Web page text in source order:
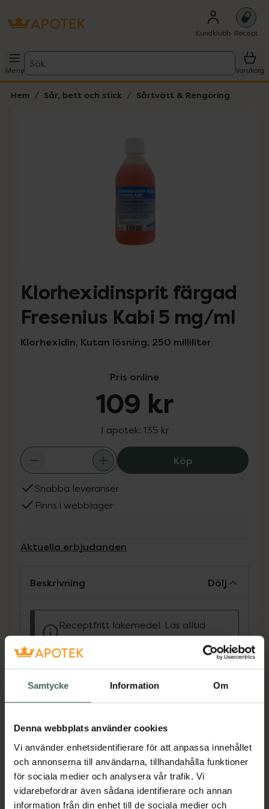
Samtycke Information Om
Denna webbplats använder cookies
Vi använder enhetsidentifierare för att anpassa innehållet
och annonserna till användarna, tillhandahålla funktioner
för sociala medier och analysera vår trafik. Vi
vidarebefordrar även sådana identifierare och annan
information från din enhet till de sociala medier och
Kundklubb Recept
Meny
Sök
Varukorg
Hem Sår, bett och stick Sårtvätt & Rengöring
Klorhexidinsprit färgad
Fresenius Kabi 5 mg/ml
Klorhexidin, Kutan lösning, 250 milliliter
Pris online
109 kr
I apotek: 135 kr
Köp
Snabba leveranser
Finns i webblager
Aktuella erbjudanden
Beskrivning Dölj
Receptfritt läkemedel. Läs alltid
bipacksedeln innan användning.
Receptfritt läkemedel. Tvättlösning för
tillväxten av olika typer av bakterier. Är
avsedd för t.ex. sårdesinfektion. Läs alltid
EAN:07046265380412
Kategorier:
Sår, bett och stickSårtvätt & Rengöring